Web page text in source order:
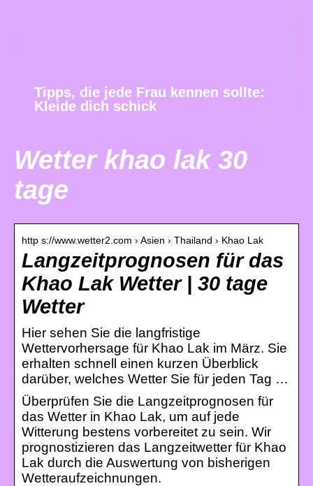
Tipps, die jede Frau kennen sollte:
Kleide dich schick
Wetter khao lak 30
tage
http s://www.wetter2.com › Asien › Thailand › Khao Lak
Langzeitprognosen für das
Khao Lak Wetter | 30 tage
Wetter
Hier sehen Sie die langfristige
Wettervorhersage für Khao Lak im März. Sie
erhalten schnell einen kurzen Überblick
darüber, welches Wetter Sie für jeden Tag …
Überprüfen Sie die Langzeitprognosen für
das Wetter in Khao Lak, um auf jede
Witterung bestens vorbereitet zu sein. Wir
prognostizieren das Langzeitwetter für Khao
Lak durch die Auswertung von bisherigen
Wetteraufzeichnungen.